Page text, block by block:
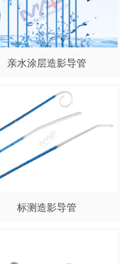
亲水涂层造影导管
标测造影导管